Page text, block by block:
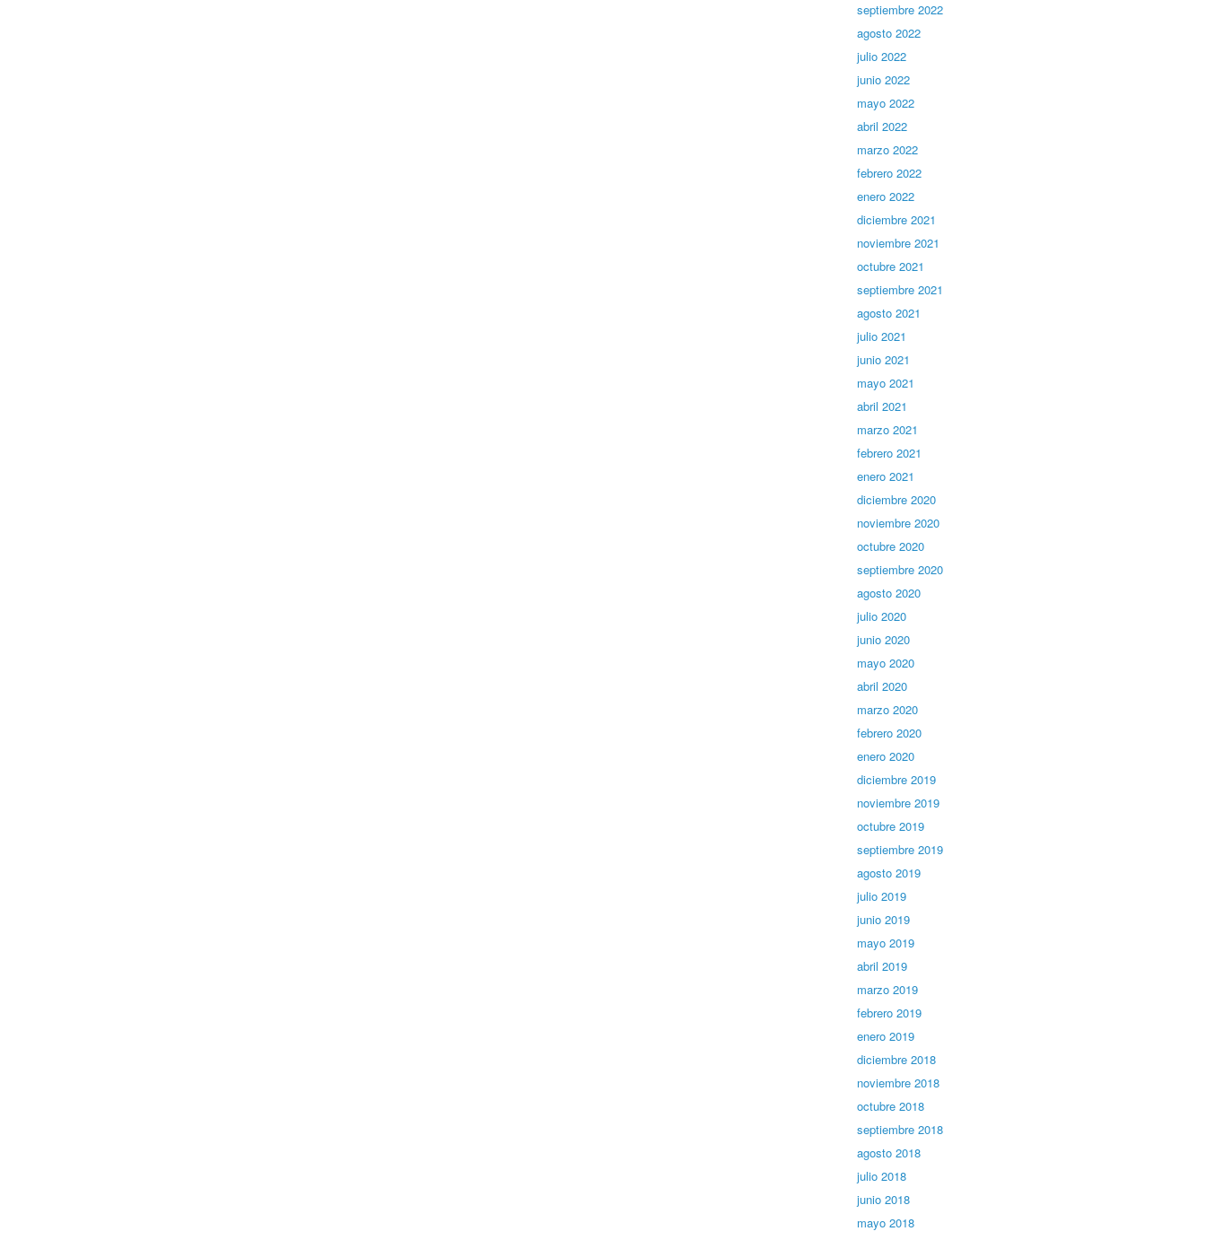
septiembre 2022
agosto 2022
julio 2022
junio 2022
mayo 2022
abril 2022
marzo 2022
febrero 2022
enero 2022
diciembre 2021
noviembre 2021
octubre 2021
septiembre 2021
agosto 2021
julio 2021
junio 2021
mayo 2021
abril 2021
marzo 2021
febrero 2021
enero 2021
diciembre 2020
noviembre 2020
octubre 2020
septiembre 2020
agosto 2020
julio 2020
junio 2020
mayo 2020
abril 2020
marzo 2020
febrero 2020
enero 2020
diciembre 2019
noviembre 2019
octubre 2019
septiembre 2019
agosto 2019
julio 2019
junio 2019
mayo 2019
abril 2019
marzo 2019
febrero 2019
enero 2019
diciembre 2018
noviembre 2018
octubre 2018
septiembre 2018
agosto 2018
julio 2018
junio 2018
mayo 2018